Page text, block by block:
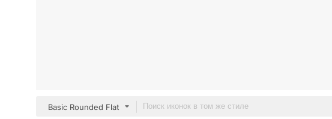
Basic Rounded Flat